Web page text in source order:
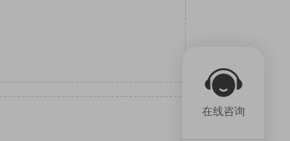
在线咨询